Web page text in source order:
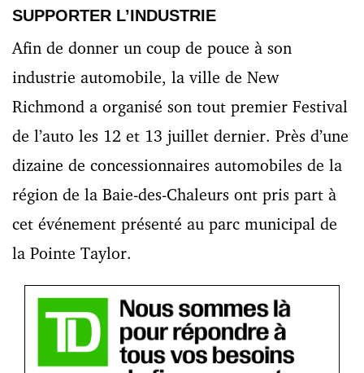
SUPPORTER L’INDUSTRIE
Afin de donner un coup de pouce à son
industrie automobile, la ville de New
Richmond a organisé son tout premier Festival
de l’auto les 12 et 13 juillet dernier. Près d’une
dizaine de concessionnaires automobiles de la
région de la Baie-des-Chaleurs ont pris part à
cet événement présenté au parc municipal de
la Pointe Taylor.